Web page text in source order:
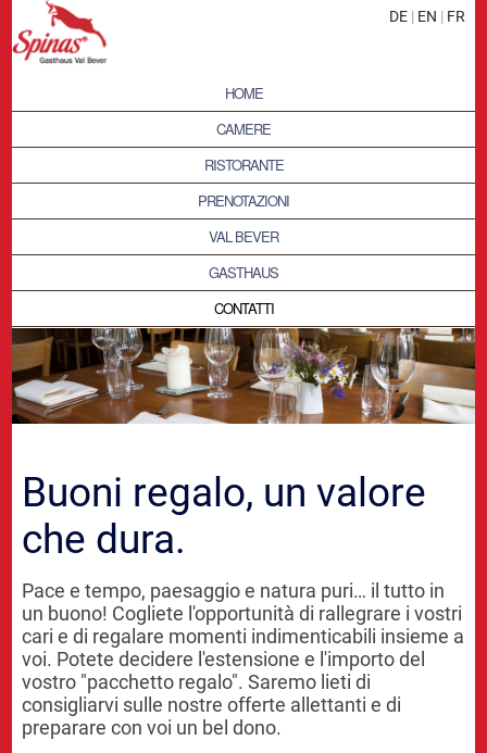
DE | EN | FR
HOME
CAMERE
RISTORANTE
PRENOTAZIONI
VAL BEVER
GASTHAUS
CONTATTI
Buoni regalo, un valore
che dura.
Pace e tempo, paesaggio e natura puri… il tutto in
un buono! Cogliete l'opportunità di rallegrare i vostri
cari e di regalare momenti indimenticabili insieme a
voi. Potete decidere l'estensione e l'importo del
vostro "pacchetto regalo". Saremo lieti di
consigliarvi sulle nostre offerte allettanti e di
preparare con voi un bel dono.